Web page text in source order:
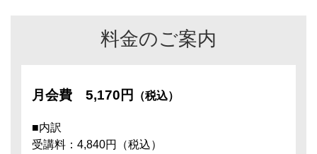
料金のご案内
月会費 5,170円 （税込）
■内訳
受講料：4,840円（税込）